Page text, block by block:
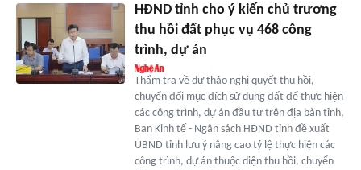
HĐND tỉnh cho ý kiến chủ trương
thu hồi đất phục vụ 468 công
trình, dự án
Thẩm tra về dự thảo nghị quyết thu hồi,
chuyển đổi mục đích sử dụng đất để thực hiện
các công trình, dự án đầu tư trên địa bàn tỉnh,
Ban Kinh tế - Ngân sách HĐND tỉnh đề xuất
UBND tỉnh lưu ý nâng cao tỷ lệ thực hiện các
công trình, dự án thuộc diện thu hồi, chuyển